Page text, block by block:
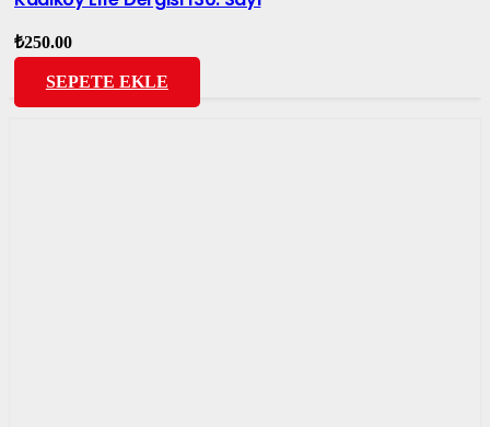
₺250.00
SEPETE EKLE